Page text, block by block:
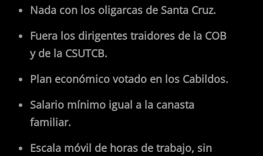
Nada con los oligarcas de Santa Cruz.
Fuera los dirigentes traidores de la COB
y de la CSUTCB.
Plan económico votado en los Cabildos.
Salario mínimo igual a la canasta
familiar.
Escala móvil de horas de trabajo, sin